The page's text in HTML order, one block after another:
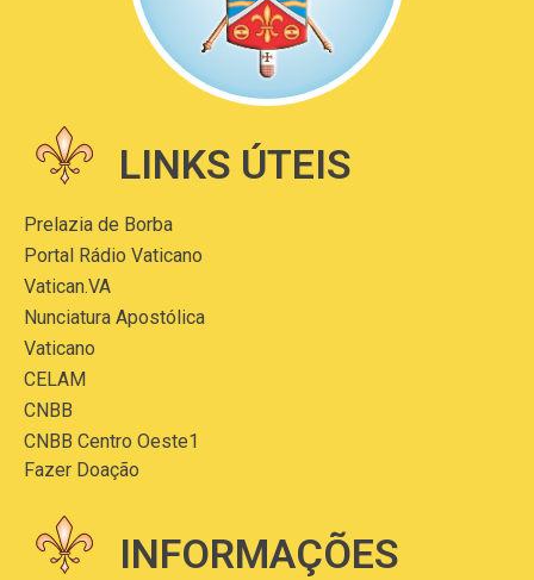
LINKS ÚTEIS
Prelazia de Borba
Portal Rádio Vaticano
Vatican.VA
Nunciatura Apostólica
Vaticano
CELAM
CNBB
CNBB Centro Oeste1
Fazer Doação
INFORMAÇÕES